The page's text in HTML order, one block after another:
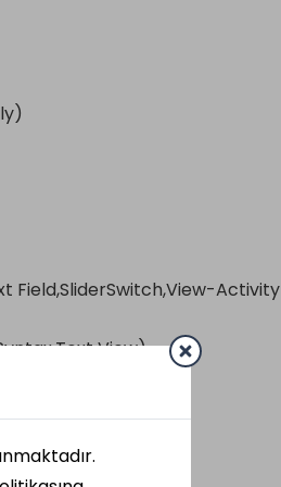
Field,SliderSwitch,View-Activity
View)